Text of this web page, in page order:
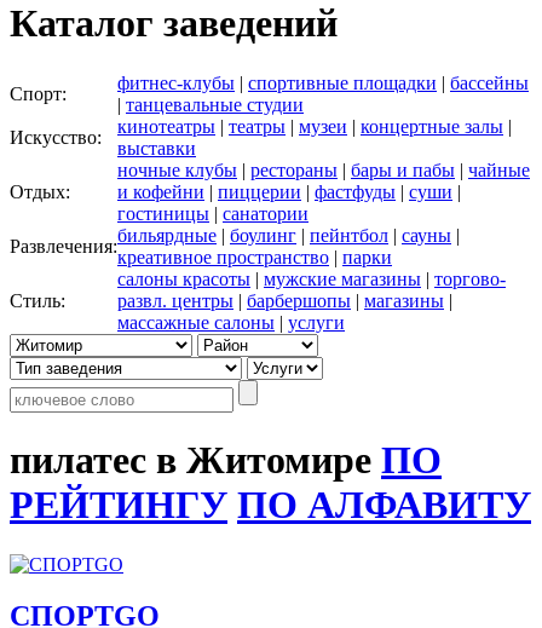
Каталог заведений
Спорт:
фитнес-клубы | спортивные площадки | бассейны
| танцевальные студии
Искусство:
кинотеатры | театры | музеи | концертные залы |
выставки
Отдых:
ночные клубы | рестораны | бары и пабы | чайные
и кофейни | пиццерии | фастфуды | суши |
гостиницы | санатории
Развлечения:
бильярдные | боулинг | пейнтбол | сауны |
креативное пространство | парки
Стиль:
салоны красоты | мужские магазины | торгово-
развл. центры | барбершопы | магазины |
массажные салоны | услуги
пилатес в Житомире ПО
РЕЙТИНГУ ПО АЛФАВИТУ
СПОРТGO